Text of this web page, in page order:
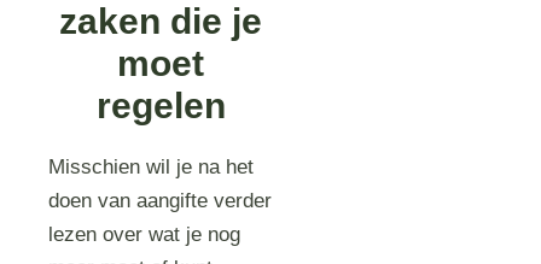
zaken die je
moet
regelen
Misschien wil je na het
doen van aangifte verder
lezen over wat je nog